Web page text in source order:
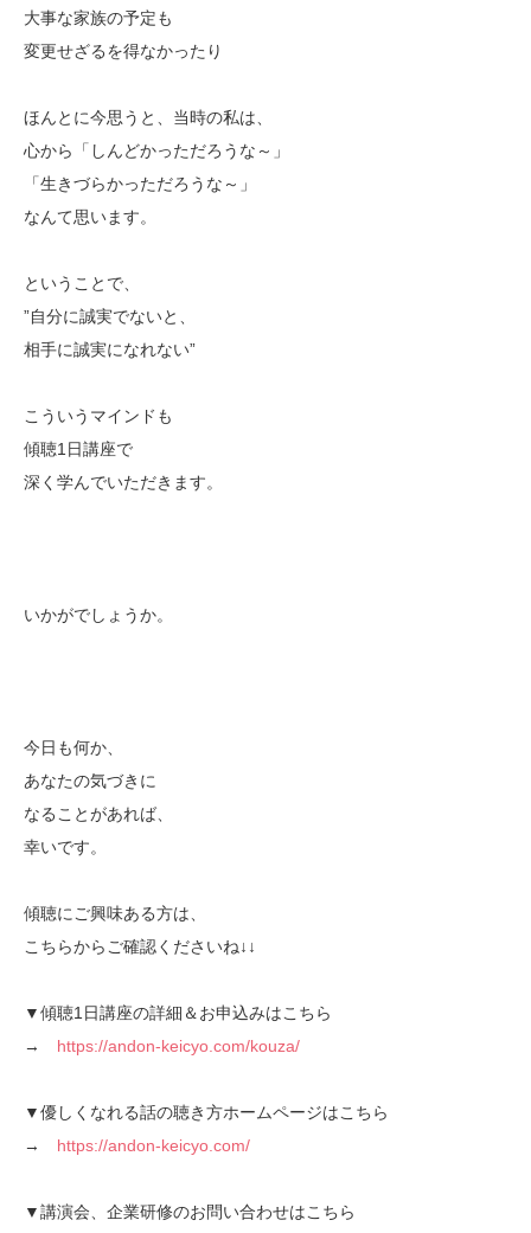
大事な家族の予定も
変更せざるを得なかったり
ほんとに今思うと、当時の私は、
心から「しんどかっただろうな～」
「生きづらかっただろうな～」
なんて思います。
ということで、
”自分に誠実でないと、
相手に誠実になれない”
こういうマインドも
傾聴1日講座で
深く学んでいただきます。
いかがでしょうか。
今日も何か、
あなたの気づきに
なることがあれば、
幸いです。
傾聴にご興味ある方は、
こちらからご確認くださいね↓↓
▼傾聴1日講座の詳細＆お申込みはこちら
→ https://andon-keicyo.com/kouza/
▼優しくなれる話の聴き方ホームページはこちら
→ https://andon-keicyo.com/
▼講演会、企業研修のお問い合わせはこちら